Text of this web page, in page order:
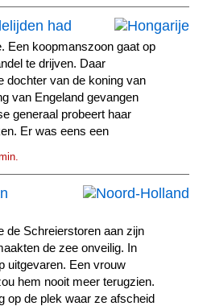
had
Een koopmanszoon gaat op
te drijven. Daar
dochter van de koning van
van Engeland gevangen
generaal probeert haar
Er was eens een
de Schreierstoren aan zijn
de zee onveilig. In
uitgevaren. Een vrouw
hem nooit meer terugzien.
op de plek waar ze afscheid